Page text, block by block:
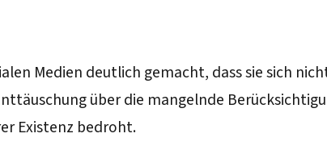
Medien deutlich gemacht, dass sie sich
über die mangelnde
Existenz bedroht.